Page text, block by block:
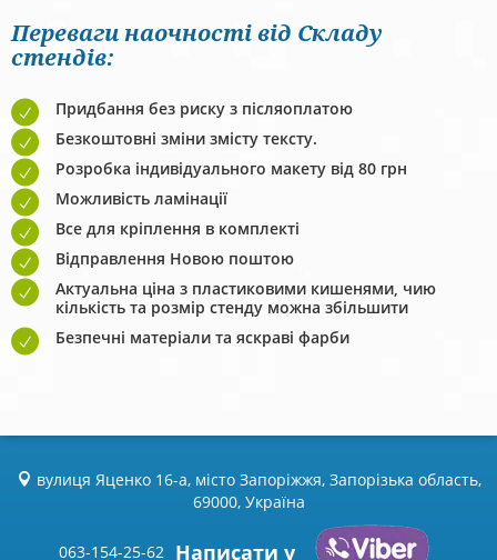
Переваги наочності від Складу
стендів:
Придбання без риску з післяоплатою
Безкоштовні зміни змісту тексту.
Розробка індивідуального макету від 80 грн
Можливість ламінації
Все для кріплення в комплекті
Відправлення Новою поштою
Актуальна ціна з пластиковими кишенями, чию
кількість та розмір стенду можна збільшити
Безпечні матеріали та яскраві фарби
вулиця Яценко 16-а, місто Запоріжжя, Запорізька область,
69000, Україна
063-154-25-62 Написати у